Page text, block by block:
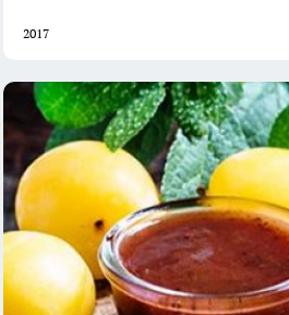
2017